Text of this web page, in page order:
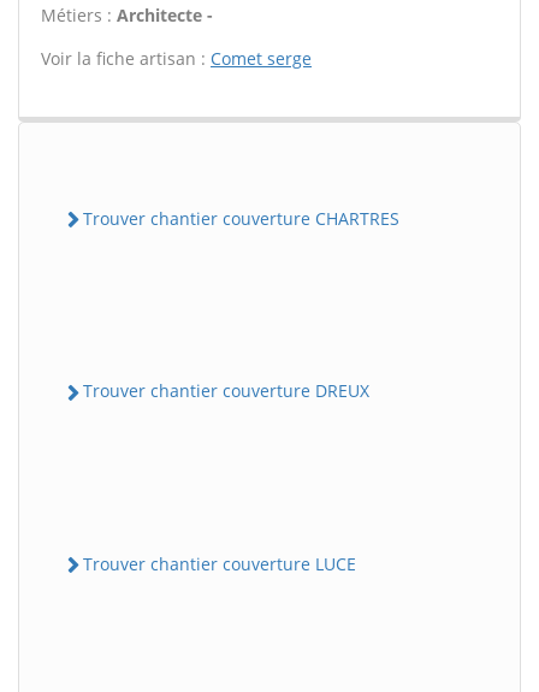
Métiers : Architecte -
Voir la fiche artisan : Comet serge
Trouver chantier couverture CHARTRES
Trouver chantier couverture DREUX
Trouver chantier couverture LUCE